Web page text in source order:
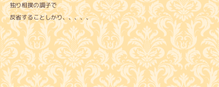
独り相撲の調子で
反省することしかり、、、、、